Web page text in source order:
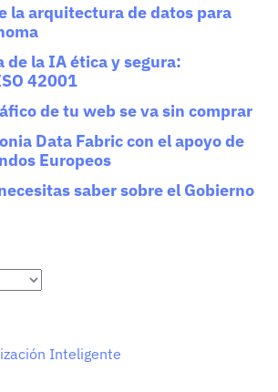
la arquitectura de datos para
de la IA ética y segura:
42001
de tu web se va sin comprar
Data Fabric con el apoyo de
Europeos
saber sobre el Gobierno
Inteligente